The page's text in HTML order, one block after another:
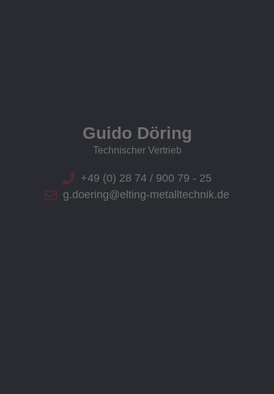
Guido Döring
Technischer Vertrieb
+49 (0) 28 74 / 900 79 - 25
g.doering@elting-metalltechnik.de